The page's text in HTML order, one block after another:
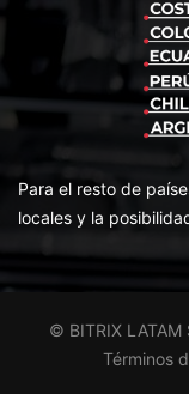
Para el resto de
locales y la
© BITRIX LATAM
Términos